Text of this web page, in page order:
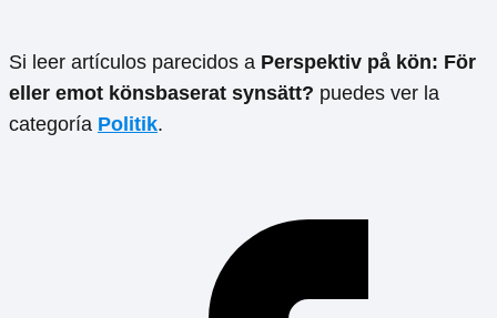
Si leer artículos parecidos a Perspektiv på kön: För
eller emot könsbaserat synsätt? puedes ver la
categoría Politik.